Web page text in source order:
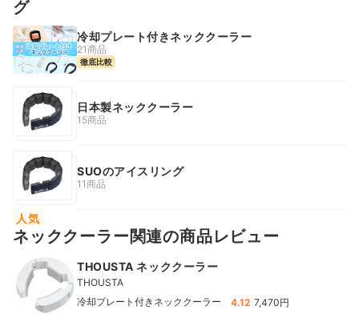
グ
冷却プレート付きネッククーラー
21商品
徹底比較
日本製ネッククーラー
15商品
SUOのアイスリング
11商品
人気
ネッククーラー関連の商品レビュー
THOUSTA ネッククーラー
THOUSTA
冷却プレート付きネッククーラー
4.12 7,470円